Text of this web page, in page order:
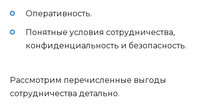
Оперативность.
Понятные условия сотрудничества,
конфиденциальность и безопасность.
Рассмотрим перечисленные выгоды
сотрудничества детально.